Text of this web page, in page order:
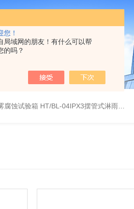
您！
局域网的朋友！有什么可以帮
的吗？
腐蚀试验箱 HT/BL-04IPX3摆管式淋雨试验机